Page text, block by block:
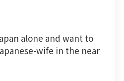
alone and want to
wife in the near